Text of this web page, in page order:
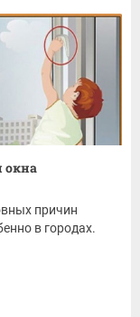
окна
причин
в городах.